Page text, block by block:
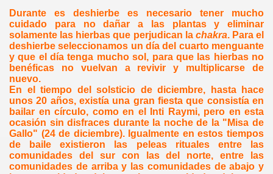
Durante es deshierbe es necesario tener mucho
cuidado para no dañar a las plantas y eliminar
solamente las hierbas que perjudican la chakra. Para el
deshierbe seleccionamos un día del cuarto menguante
y que el día tenga mucho sol, para que las hierbas no
benéficas no vuelvan a revivir y multiplicarse de
nuevo.
En el tiempo del solsticio de diciembre, hasta hace
unos 20 años, existía una gran fiesta que consistía en
bailar en círculo, como en el Inti Raymi, pero en esta
ocasión sin disfraces durante la noche de la "Misa de
Gallo" (24 de diciembre). Igualmente en estos tiempos
de baile existieron las peleas rituales entre las
comunidades del sur con las del norte, entre las
comunidades de arriba y las comunidades de abajo y